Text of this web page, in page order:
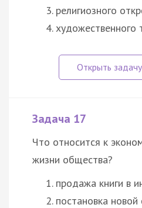
религиозного
художественного
Задача 17
Что относится к
жизни общества?
продажа книги в
постановка